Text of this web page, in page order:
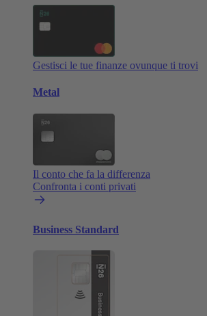
Gestisci le tue finanze ovunque ti trovi
Metal
Il conto che fa la differenza
Confronta i conti privati
Business Standard